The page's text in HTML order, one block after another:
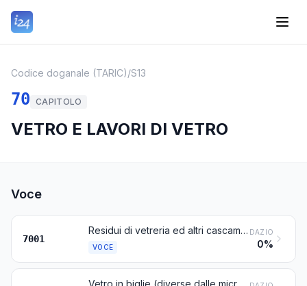
Codice doganale (TARIC)/S13
70 CAPITOLO
VETRO E LAVORI DI VETRO
Voce
7001
Residui di vetreria ed altri cascami ed avanzi di vetro, escluso il vetro di tubi catodici o altro vetro attivato della voce 8549; vetro in massa
VOCE
DAZIO
0%
Vetro in biglie (diverse dalle microsfere della voce 7018), barre, bacchette o tubi, non lavorato